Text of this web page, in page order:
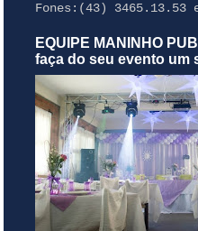
Fones:(43) 3465.13.53
EQUIPE MANINHO
faça do seu evento um